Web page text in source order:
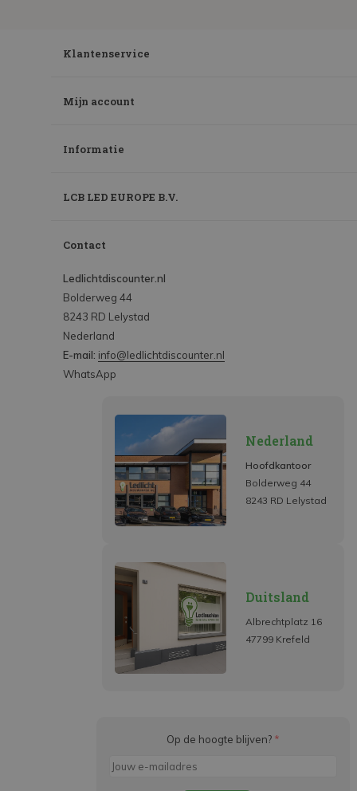
Klantenservice
Mijn account
Informatie
LCB LED EUROPE B.V.
Contact
Ledlichtdiscounter.nl
Bolderweg 44
8243 RD Lelystad
Nederland
E-mail: info@ledlichtdiscounter.nl
WhatsApp
Nederland
Hoofdkantoor
Bolderweg 44
8243 RD Lelystad
Duitsland
Albrechtplatz 16
47799 Krefeld
Op de hoogte blijven? *